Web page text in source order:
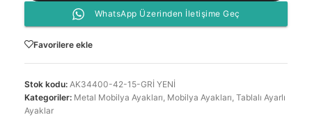
WhatsApp Üzerinden İletişime Geç
Favorilere ekle
Stok kodu: AK34400-42-15-GRİ YENİ
Kategoriler: Metal Mobilya Ayakları, Mobilya Ayakları, Tablalı Ayarlı
Ayaklar